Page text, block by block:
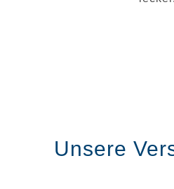
Unsere